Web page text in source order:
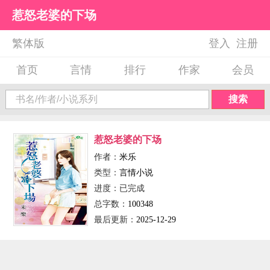
惹怒老婆的下场
繁体版 登入 注册
首页 言情 排行 作家 会员
搜索
惹怒老婆的下场
作者：米乐
类型：言情小说
进度： 已完成
总字数： 100348
最后更新：2025-12-29